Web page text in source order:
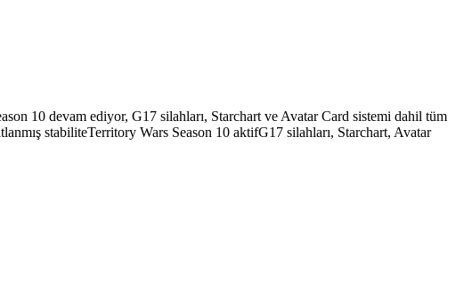
10 devam ediyor, G17 silahları, Starchart ve Avatar Card sistemi dahil tüm
stabiliteTerritory Wars Season 10 aktifG17 silahları, Starchart, Avatar